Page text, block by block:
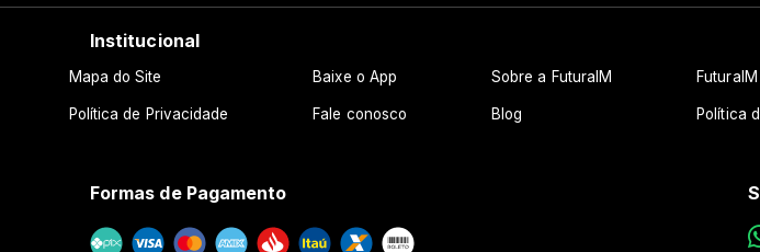
Institucional
Mapa do Site Baixe o App Sobre a FuturaIM
Política de Privacidade Fale conosco Blog Política
Formas de Pagamento